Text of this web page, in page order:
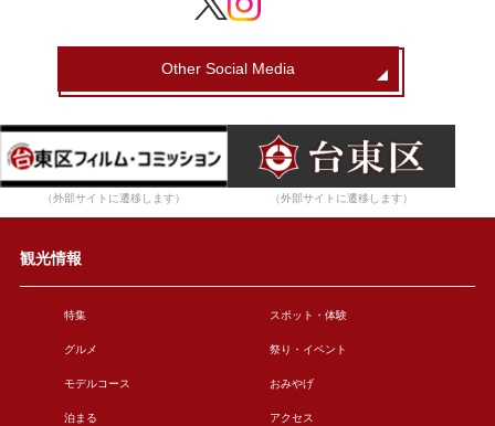
Other Social Media
（外部サイトに遷移します） （外部サイトに遷移します）
観光情報
特集 スポット・体験
グルメ 祭り・イベント
モデルコース おみやげ
泊まる アクセス